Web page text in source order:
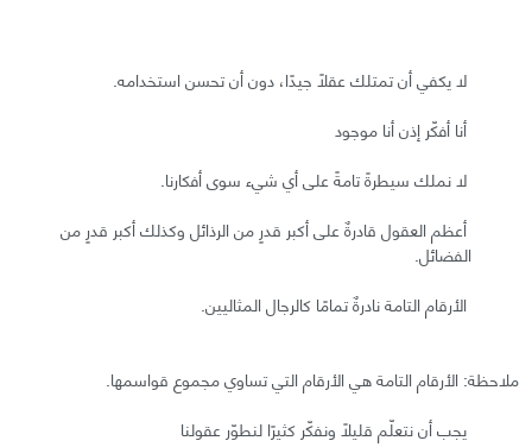
لا يكفي أن تمتلك عقلًا جيدًا، دون أن تحسن استخدامه.
أنا أفكّر إذن أنا موجود
لا نملك سيطرةً تامةً على أي شيء سوى أفكارنا.
أعظم العقول قادرةٌ على أكبر قدرٍ من الرذائل وكذلك أكبر قدرٍ من
الفضائل.
الأرقام التامة نادرةٌ تمامًا كالرجال المثاليين.
ملاحظة: الأرقام التامة هي الأرقام التي تساوي مجموع قواسمها.
يجب أن نتعلّم قليلًا ونفكّر كثيرًا لنطوّر عقولنا